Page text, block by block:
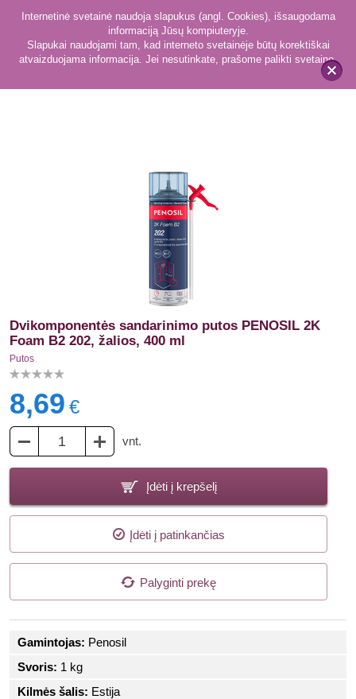
x
Internetinė svetainė naudoja slapukus (angl. Cookies), išsaugodama
informaciją Jūsų kompiuteryje.
Slapukai naudojami tam, kad interneto svetainėje būtų korektiškai
atvaizduojama informacija. Jei nesutinkate, prašome palikti svetainę.
Putos 35
Dvikomponentės sandarinimo putos PENOSIL 2K
Foam B2 202, žalios, 400 ml
Putos
8,69 €
vnt.
Įdėti į krepšelį
Įdėti į patinkančias
Palyginti prekę
Gamintojas: Penosil
Svoris: 1 kg
Kilmės šalis: Estija